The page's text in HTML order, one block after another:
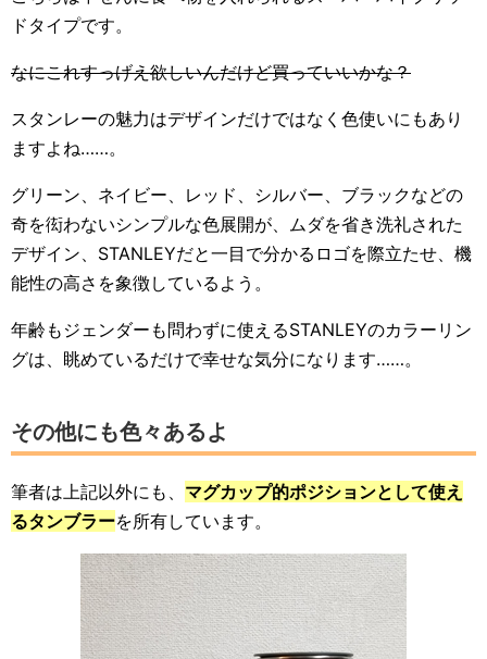
ドタイプです。
なにこれすっげえ欲しいんだけど買っていいかな？
スタンレーの魅力はデザインだけではなく色使いにもあり
ますよね……。
グリーン、ネイビー、レッド、シルバー、ブラックなどの
奇を衒わないシンプルな色展開が、ムダを省き洗礼された
デザイン、STANLEYだと一目で分かるロゴを際立たせ、機
能性の高さを象徴しているよう。
年齢もジェンダーも問わずに使えるSTANLEYのカラーリン
グは、眺めているだけで幸せな気分になります……。
その他にも色々あるよ
筆者は上記以外にも、 マグカップ的ポジションとして使え
るタンブラーを所有しています。